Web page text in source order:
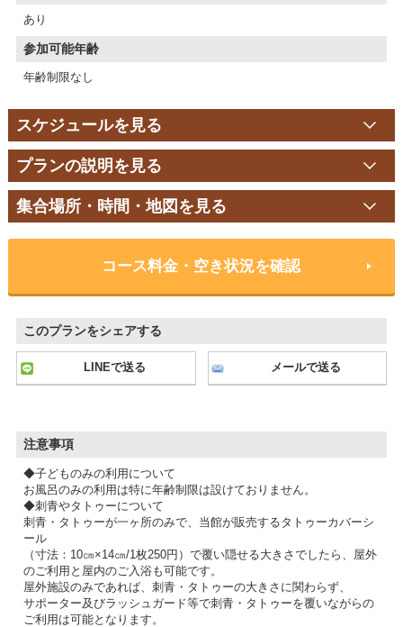
あり
参加可能年齢
年齢制限なし
スケジュールを見る
プランの説明を見る
集合場所・時間・地図を見る
コース料金・空き状況を確認
このプランをシェアする
LINEで送る メールで送る
注意事項
◆子どものみの利用について
お風呂のみの利用は特に年齢制限は設けておりません。
◆刺青やタトゥーについて
刺青・タトゥーが一ヶ所のみで、当館が販売するタトゥーカバーシ
ール
（寸法：10㎝×14㎝/1枚250円）で覆い隠せる大きさでしたら、屋外
のご利用と屋内のご入浴も可能です。
屋外施設のみであれば、刺青・タトゥーの大きさに関わらず、
サポーター及びラッシュガード等で刺青・タトゥーを覆いながらの
ご利用は可能となります。